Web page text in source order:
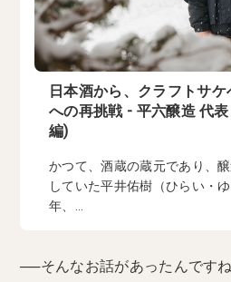
日本酒から、クラフトサ
への再挑戦 - 平六醸造 代
編)
かつて、酒蔵の蔵元であり、
していた平井佑樹（ひらい・
年、...
──そんなお話があったんです